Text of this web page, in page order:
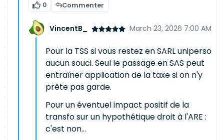
0 Commenter
VincentB_ March 23, 2026 7:00 AM
Pour la TSS si vous restez en SARL uniperso
aucun souci. Seul le passage en SAS peut
entraîner application de la taxe si on n'y
prête pas garde.
Pour un éventuel impact positif de la
transfo sur un hypothétique droit à l'ARE :
c'est non...